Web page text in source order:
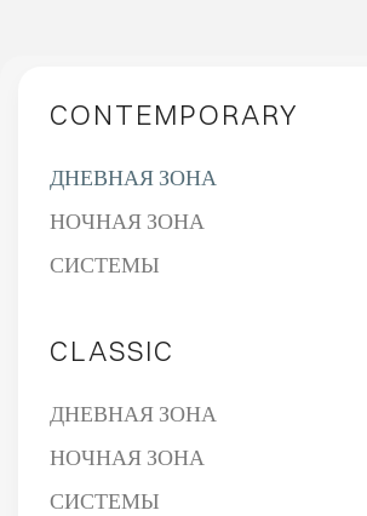
CONTEMPORARY
ДНЕВНАЯ ЗОНА
НОЧНАЯ ЗОНА
СИСТЕМЫ
CLASSIC
ДНЕВНАЯ ЗОНА
НОЧНАЯ ЗОНА
СИСТЕМЫ